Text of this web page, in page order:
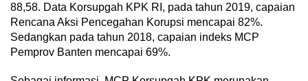
88,58. Data Korsupgah KPK RI, pada tahun 2019, capaian
Rencana Aksi Pencegahan Korupsi mencapai 82%.
Sedangkan pada tahun 2018, capaian indeks MCP
Pemprov Banten mencapai 69%.